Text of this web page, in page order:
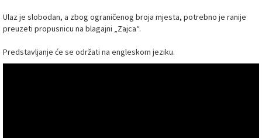
Ulaz je slobodan, a zbog ograničenog broja mjesta, potrebno je ranije
preuzeti propusnicu na blagajni „Zajca“.
Predstavljanje će se održati na engleskom jeziku.